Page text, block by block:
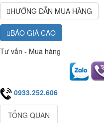
HƯỚNG DẪN MUA HÀNG
BÁO GIÁ CAO
Tư vấn - Mua hàng
0933.252.606
TỔNG QUAN